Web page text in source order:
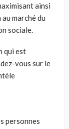
ainsi
marché du
sociale.
qui est
vous sur le
personnes